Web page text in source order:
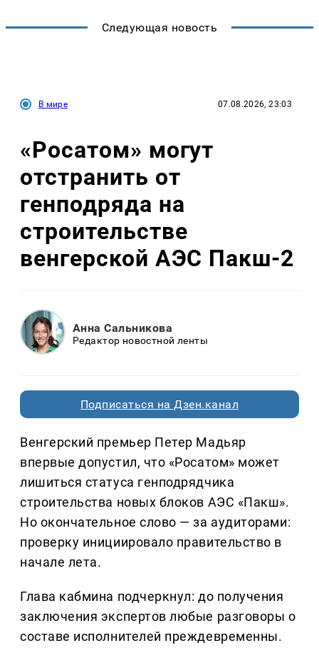
Следующая новость
В мире 07.08.2026, 23:03
«Росатом» могут
отстранить от
генподряда на
строительстве
венгерской АЭС Пакш-2
Анна Сальникова
Редактор новостной ленты
Подписаться на Дзен.канал
Венгерский премьер Петер Мадьяр
впервые допустил, что «Росатом» может
лишиться статуса генподрядчика
строительства новых блоков АЭС «Пакш».
Но окончательное слово — за аудиторами:
проверку инициировало правительство в
начале лета.
Глава кабмина подчеркнул: до получения
заключения экспертов любые разговоры о
составе исполнителей преждевременны.